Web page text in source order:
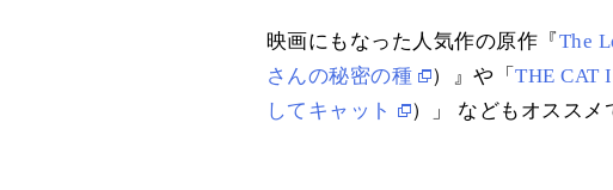
映画にもなった人気作の原作『The
さんの秘密の種
）』や「THE CAT
してキャット
）」 などもオススメ